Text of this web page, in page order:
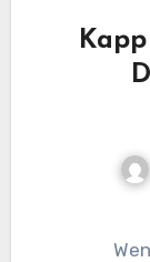
Wenn du ein leidenschaftlicher